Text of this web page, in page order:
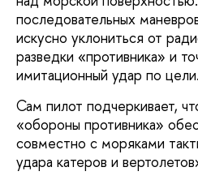
последовательных
искусно уклониться от
разведки «противника» и
имитационный удар по цели.
Сам пилот подчеркивает,
«обороны противника»
совместно с моряками
удара катеров и